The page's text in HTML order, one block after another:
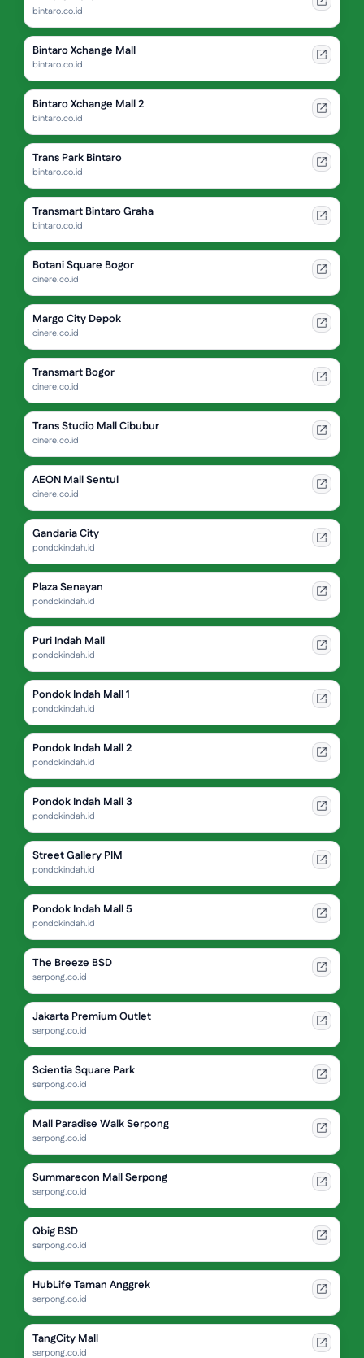
bintaro.co.id
Bintaro Xchange Mall
bintaro.co.id
Bintaro Xchange Mall 2
bintaro.co.id
Trans Park Bintaro
bintaro.co.id
Transmart Bintaro Graha
bintaro.co.id
Botani Square Bogor
cinere.co.id
Margo City Depok
cinere.co.id
Transmart Bogor
cinere.co.id
Trans Studio Mall Cibubur
cinere.co.id
AEON Mall Sentul
cinere.co.id
Gandaria City
pondokindah.id
Plaza Senayan
pondokindah.id
Puri Indah Mall
pondokindah.id
Pondok Indah Mall 1
pondokindah.id
Pondok Indah Mall 2
pondokindah.id
Pondok Indah Mall 3
pondokindah.id
Street Gallery PIM
pondokindah.id
Pondok Indah Mall 5
pondokindah.id
The Breeze BSD
serpong.co.id
Jakarta Premium Outlet
serpong.co.id
Scientia Square Park
serpong.co.id
Mall Paradise Walk Serpong
serpong.co.id
Summarecon Mall Serpong
serpong.co.id
Qbig BSD
serpong.co.id
HubLife Taman Anggrek
serpong.co.id
TangCity Mall
serpong.co.id